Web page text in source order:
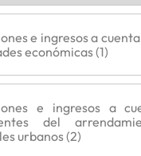
e ingresos a
económicas (1)
e ingresos a
del
urbanos (2)